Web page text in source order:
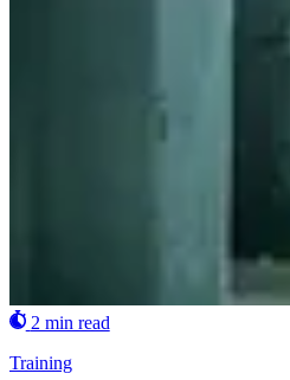
2 min read
Training